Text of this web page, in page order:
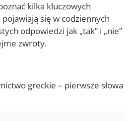
kilka kluczowych
się w codziennych
odpowiedzi jak „tak” i „nie”
zwroty.